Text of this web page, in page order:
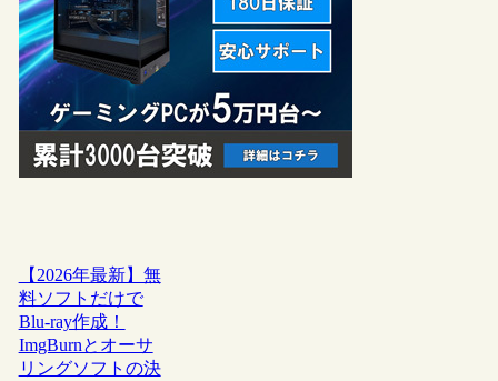
【2026年最新】無
料ソフトだけで
Blu-ray作成！
ImgBurnとオーサ
リングソフトの決